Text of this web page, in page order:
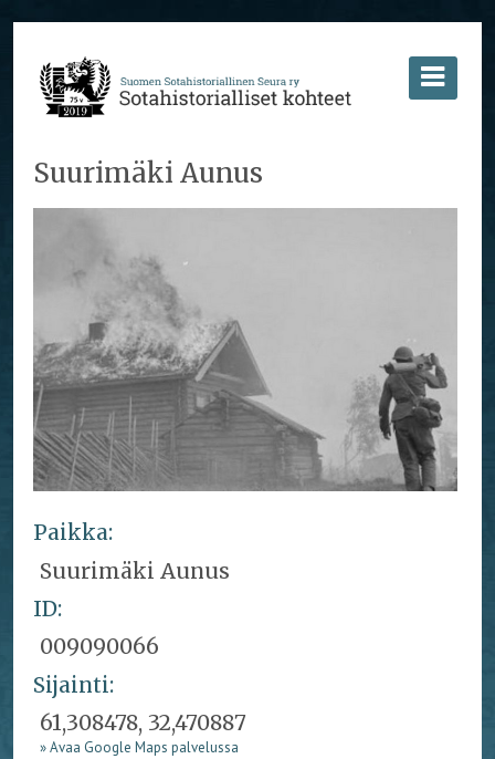
Suurimäki Aunus
Paikka:
Suurimäki Aunus
ID:
009090066
Sijainti:
61,308478, 32,470887
» Avaa Google Maps palvelussa